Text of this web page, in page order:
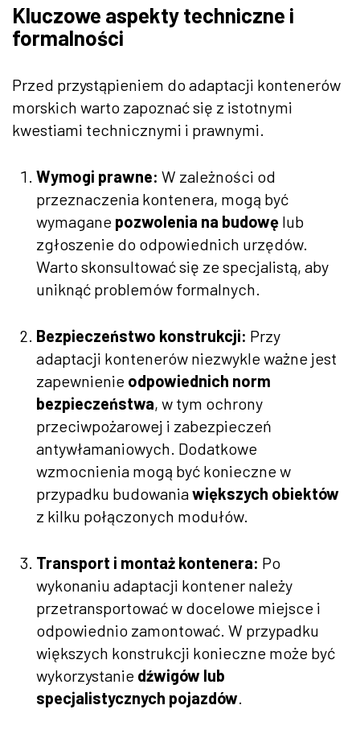
Kluczowe aspekty techniczne i
formalności
Przed przystąpieniem do adaptacji kontenerów
morskich warto zapoznać się z istotnymi
kwestiami technicznymi i prawnymi.
Wymogi prawne: W zależności od
przeznaczenia kontenera, mogą być
wymagane pozwolenia na budowę lub
zgłoszenie do odpowiednich urzędów.
Warto skonsultować się ze specjalistą, aby
uniknąć problemów formalnych.
Bezpieczeństwo konstrukcji: Przy
adaptacji kontenerów niezwykle ważne jest
zapewnienie odpowiednich norm
bezpieczeństwa, w tym ochrony
przeciwpożarowej i zabezpieczeń
antywłamaniowych. Dodatkowe
wzmocnienia mogą być konieczne w
przypadku budowaniawiększych obiektów
z kilku połączonych modułów.
Transport i montaż kontenera: Po
wykonaniu adaptacji kontener należy
przetransportować w docelowe miejsce i
odpowiednio zamontować. W przypadku
większych konstrukcji konieczne może być
wykorzystanie dźwigów lub
specjalistycznych pojazdów.